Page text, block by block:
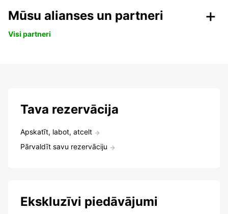
Mūsu alianses un partneri
Visi partneri
Tava rezervācija
Apskatīt, labot, atcelt
Pārvaldīt savu rezervāciju
Ekskluzīvi piedāvājumi